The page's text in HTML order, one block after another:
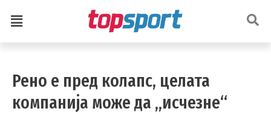
Рено е пред колапс, целата
компанија може да „исчезне“